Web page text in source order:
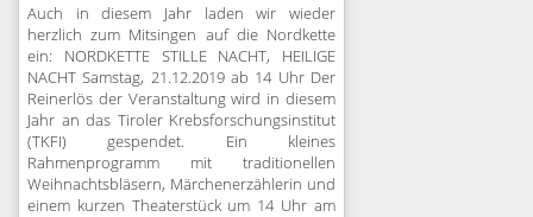
Auch in diesem Jahr laden wir wieder
herzlich zum Mitsingen auf die Nordkette
ein: NORDKETTE STILLE NACHT, HEILIGE
NACHT Samstag, 21.12.2019 ab 14 Uhr Der
Reinerlös der Veranstaltung wird in diesem
Jahr an das Tiroler Krebsforschungsinstitut
(TKFI) gespendet. Ein kleines
Rahmenprogramm mit traditionellen
Weihnachtsbläsern, Märchenerzählerin und
einem kurzen Theaterstück um 14 Uhr am